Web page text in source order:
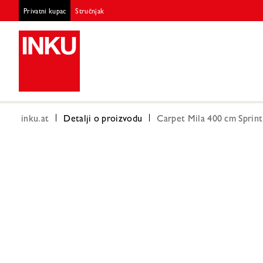
Privatni kupac Stručnjak
inku.at Detalji o proizvodu Carpet Mila 400 cm